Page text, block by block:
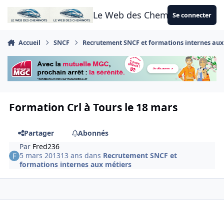
Aller au contenu
Le Web des CheminotsSe connecter
Accueil SNCF Recrutement SNCF et formations internes
Formation Crl à Tours le 18 mars
Partager
Abonnés
Par Fred236
5 mars 201313 ans dans Recrutement SNCF et
formations internes aux métiers